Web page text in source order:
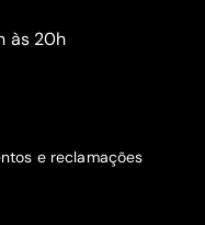
às 20h
e reclamações